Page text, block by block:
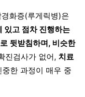
화증(루게릭병)은
있고 점차 진행하는
뒷받침하며, 비슷한
진검사가 없어, 치료
중한 과정이 매우 중